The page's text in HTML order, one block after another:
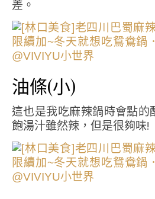
差。
油條(小)
這也是我吃麻辣鍋時會點的
飽湯汁雖然辣，但是很夠味!